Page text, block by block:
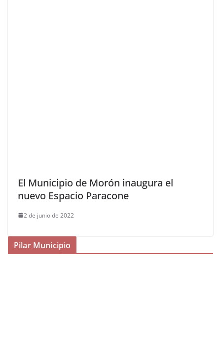
El Municipio de Morón inaugura el
nuevo Espacio Paracone
2 de junio de 2022
Pilar Municipio